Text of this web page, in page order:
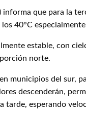
informa que para la
40°C
estable, con
norte.
municipios del sur,
descenderán,
tarde, esperando